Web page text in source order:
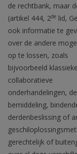
de rechtbank, maar
(artikel 444, 2de lid,
ook informatie te
over de andere
op te lossen, zoals
bijvoorbeeld
collaboratieve
onderhandelingen,
bemiddeling,
derdenbeslissing of
gerechtelijk of